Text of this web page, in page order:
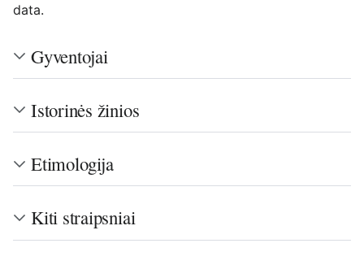
data.
Gyventojai
Istorinės žinios
Etimologija
Kiti straipsniai